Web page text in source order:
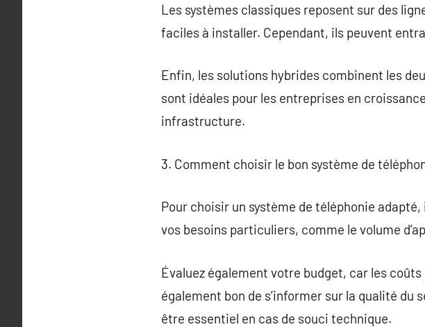
Les systèmes classiques reposent sur des
faciles à installer. Cependant, ils peuvent
Enfin, les solutions hybrides combinent les
sont idéales pour les entreprises en
infrastructure.
3. Comment choisir le bon système de
Pour choisir un système de téléphonie
vos besoins particuliers, comme le volume
Évaluez également votre budget, car les
également bon de s’informer sur la qualité
être essentiel en cas de souci technique.